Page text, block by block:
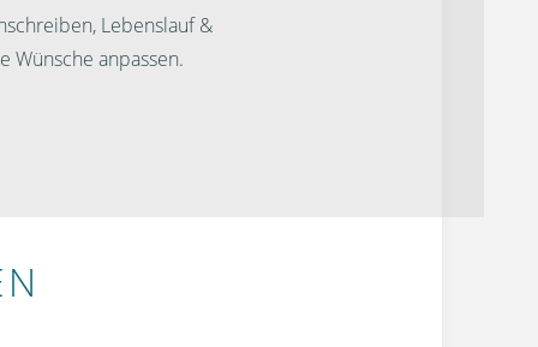
Lebenslauf &
Wünsche anpassen.